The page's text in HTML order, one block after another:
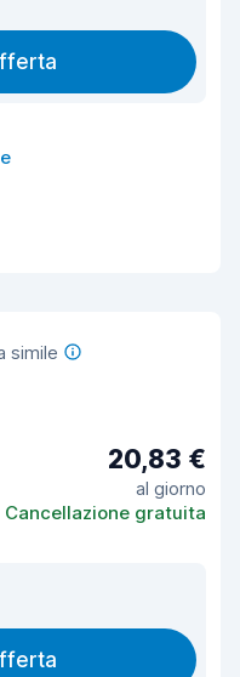
simile
20,83 €
al giorno
Cancellazione gratuita